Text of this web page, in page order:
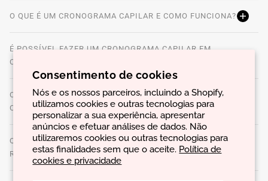
Consentimento de cookies
Nós e os nossos parceiros, incluindo a Shopify,
utilizamos cookies e outras tecnologias para
personalizar a sua experiência, apresentar
anúncios e efetuar análises de dados. Não
utilizaremos cookies ou outras tecnologias para
estas finalidades sem que o aceite. Política de
cookies e privacidade
O QUE É UM CRONOGRAMA CAPILAR E COMO FUNCIONA?
É POSSÍVEL FAZER UM CRONOGRAMA CAPILAR EM
CASA?
COMO É QUE A NUTRIÇÃO CAPILAR AJUDA A REPARAR O
CABELO?
QUAIS SÃO OS SINAIS DE QUE O CABELO PRECISA DE
RECONSTRUÇÃO?